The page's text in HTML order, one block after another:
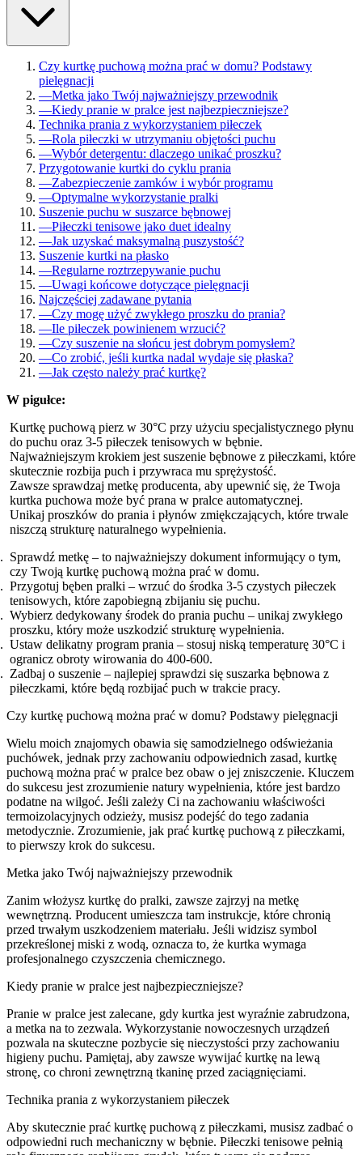
Czy kurtkę puchową można prać w domu? Podstawy
pielęgnacji
—Metka jako Twój najważniejszy przewodnik
—Kiedy pranie w pralce jest najbezpieczniejsze?
Technika prania z wykorzystaniem piłeczek
—Rola piłeczki w utrzymaniu objętości puchu
—Wybór detergentu: dlaczego unikać proszku?
Przygotowanie kurtki do cyklu prania
—Zabezpieczenie zamków i wybór programu
—Optymalne wykorzystanie pralki
Suszenie puchu w suszarce bębnowej
—Piłeczki tenisowe jako duet idealny
—Jak uzyskać maksymalną puszystość?
Suszenie kurtki na płasko
—Regularne roztrzepywanie puchu
—Uwagi końcowe dotyczące pielęgnacji
Najczęściej zadawane pytania
—Czy mogę użyć zwykłego proszku do prania?
—Ile piłeczek powinienem wrzucić?
—Czy suszenie na słońcu jest dobrym pomysłem?
—Co zrobić, jeśli kurtka nadal wydaje się płaska?
—Jak często należy prać kurtkę?
W pigułce:
Kurtkę puchową pierz w 30°C przy użyciu specjalistycznego płynu
do puchu oraz 3-5 piłeczek tenisowych w bębnie.
Najważniejszym krokiem jest suszenie bębnowe z piłeczkami, które
skutecznie rozbija puch i przywraca mu sprężystość.
Zawsze sprawdzaj metkę producenta, aby upewnić się, że Twoja
kurtka puchowa może być prana w pralce automatycznej.
Unikaj proszków do prania i płynów zmiękczających, które trwale
niszczą strukturę naturalnego wypełnienia.
Sprawdź metkę – to najważniejszy dokument informujący o tym,
czy Twoją kurtkę puchową można prać w domu.
Przygotuj bęben pralki – wrzuć do środka 3-5 czystych piłeczek
tenisowych, które zapobiegną zbijaniu się puchu.
Wybierz dedykowany środek do prania puchu – unikaj zwykłego
proszku, który może uszkodzić strukturę wypełnienia.
Ustaw delikatny program prania – stosuj niską temperaturę 30°C i
ogranicz obroty wirowania do 400-600.
Zadbaj o suszenie – najlepiej sprawdzi się suszarka bębnowa z
piłeczkami, które będą rozbijać puch w trakcie pracy.
Czy kurtkę puchową można prać w domu? Podstawy pielęgnacji
Wielu moich znajomych obawia się samodzielnego odświeżania
puchówek, jednak przy zachowaniu odpowiednich zasad, kurtkę
puchową można prać w pralce bez obaw o jej zniszczenie. Kluczem
do sukcesu jest zrozumienie natury wypełnienia, które jest bardzo
podatne na wilgoć. Jeśli zależy Ci na zachowaniu właściwości
termoizolacyjnych odzieży, musisz podejść do tego zadania
metodycznie. Zrozumienie, jak prać kurtkę puchową z piłeczkami,
to pierwszy krok do sukcesu.
Metka jako Twój najważniejszy przewodnik
Zanim włożysz kurtkę do pralki, zawsze zajrzyj na metkę
wewnętrzną. Producent umieszcza tam instrukcje, które chronią
przed trwałym uszkodzeniem materiału. Jeśli widzisz symbol
przekreślonej miski z wodą, oznacza to, że kurtka wymaga
profesjonalnego czyszczenia chemicznego.
Kiedy pranie w pralce jest najbezpieczniejsze?
Pranie w pralce jest zalecane, gdy kurtka jest wyraźnie zabrudzona,
a metka na to zezwala. Wykorzystanie nowoczesnych urządzeń
pozwala na skuteczne pozbycie się nieczystości przy zachowaniu
higieny puchu. Pamiętaj, aby zawsze wywijać kurtkę na lewą
stronę, co chroni zewnętrzną tkaninę przed zaciągnięciami.
Technika prania z wykorzystaniem piłeczek
Aby skutecznie prać kurtkę puchową z piłeczkami, musisz zadbać o
odpowiedni ruch mechaniczny w bębnie. Piłeczki tenisowe pełnią